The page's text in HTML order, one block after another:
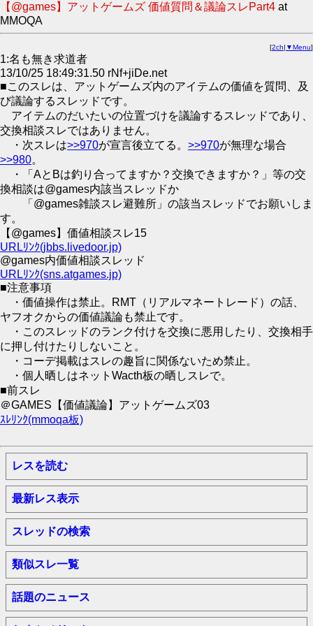
【@games】アットゲームズ 価値質問＆議論スレPart4 at
MMOQA
[2ch| ▼Menu]
1:名も無き求道者
13/10/25 18:49:31.50 rNf+jiDe.net
■このスレは、アットゲームズ内のアイテムの価値を質問、及
び議論するスレッドです。
アイテムのだいたいの位置づけを議論するスレッドであり、
交換相談スレではありません。
・次スレは>>970が宣言後立てる。 >>970が無理な場合
>>980。
・「AとBは釣り合ってますか？交換できますか？」等の交
換相談は@games内該当スレッドか
「@games雑談スレ避難所」の該当スレッドでお願いしま
す。
【@games】価値相談スレ15
URLﾘﾝｸ(jbbs.livedoor.jp)
@games内価値相談スレッド
URLﾘﾝｸ(sns.atgames.jp)
■注意事項
・価値操作は禁止。RMT（リアルマネートレード）の話、
ヤフオクからの価値議論も禁止です。
・このスレッドのランク付けを交換に悪用したり、交換相手
に押し付けたりしないこと。
・コーデ掲載はスレの趣旨に関係ないため禁止。
・個人晒しはネットWacth板の晒しスレで。
■前スレ
＠GAMES【価値議論】アットゲームズ03
ｽﾚﾘﾝｸ(mmoqa板)
レスを読む
最新レス表示
スレッドの検索
類似スレ一覧
話題のニュース